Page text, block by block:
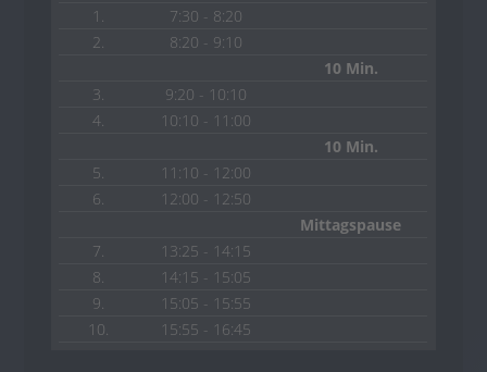
1.
7:30 - 8:20
2.
8:20 - 9:10
10 Min.
3.
9:20 - 10:10
4.
10:10 - 11:00
10 Min.
5.
11:10 - 12:00
6.
12:00 - 12:50
Mittagspause
7.
13:25 - 14:15
8.
14:15 - 15:05
9.
15:05 - 15:55
10.
15:55 - 16:45